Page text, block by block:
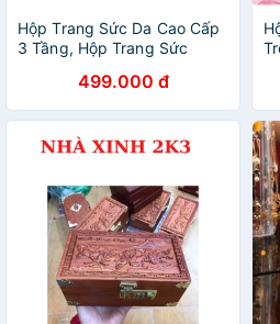
Hộp Trang Sức Da Cao Cấp
3 Tầng, Hộp Trang Sức
499.000 đ